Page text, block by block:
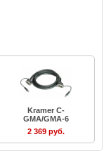
Kramer C-
GMA/GMA-6
2 369 руб.